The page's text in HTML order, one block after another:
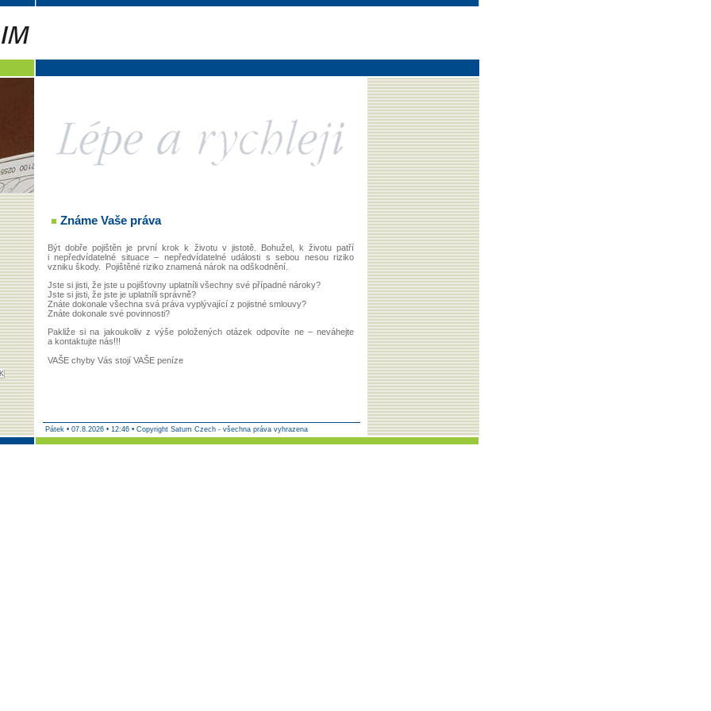
Známe Vaše práva
Být dobře pojištěn je první krok k životu v jistotě. Bohužel, k životu patří
i nepředvídatelné situace – nepředvídatelné události s sebou nesou riziko
vzniku škody. Pojištěné riziko znamená nárok na odškodnění.
Jste si jisti, že jste u pojišťovny uplatníli všechny své případné nároky?
Jste si jisti, že jste je uplatníli správně?
Znáte dokonale všechna svá práva vyplývající z pojistné smlouvy?
Znáte dokonale své povinnosti?
Pakliže si na jakoukoliv z výše položených otázek odpovíte ne – neváhejte
a kontaktujte nás!!!
VAŠE chyby Vás stojí VAŠE peníze
Pátek • 07.8.2026 • 12:46 • Copyright Satum Czech - všechna práva vyhrazena